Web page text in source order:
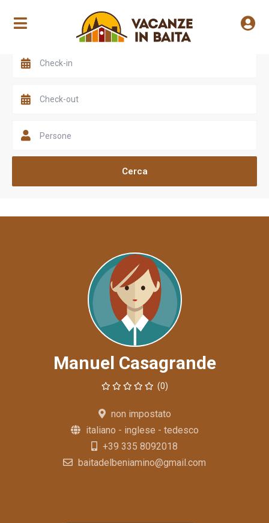
Scegli una valle
Persone
Manuel Casagrande
(0)
non impostato
italiano - inglese - tedesco
+39 335 8092018
baitadelbeniamino@gmail.com